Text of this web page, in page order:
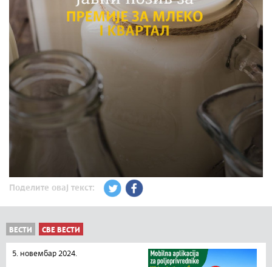
Поделите овај текст:
ВЕСТИ СВЕ ВЕСТИ
5. новембар 2024.